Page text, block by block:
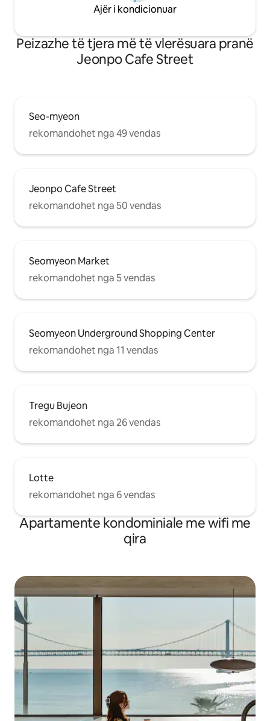
shumë afër, kështu që patjetër mund të
shijosh Busanin.
Ajër i kondicionuar
Peizazhe të tjera më të vlerësuara pranë
Jeonpo Cafe Street
Seo-myeon
rekomandohet nga 49 vendas
Jeonpo Cafe Street
rekomandohet nga 50 vendas
Seomyeon Market
rekomandohet nga 5 vendas
Seomyeon Underground Shopping Center
rekomandohet nga 11 vendas
Tregu Bujeon
rekomandohet nga 26 vendas
Lotte
rekomandohet nga 6 vendas
Apartamente kondominiale me wifi me
qira